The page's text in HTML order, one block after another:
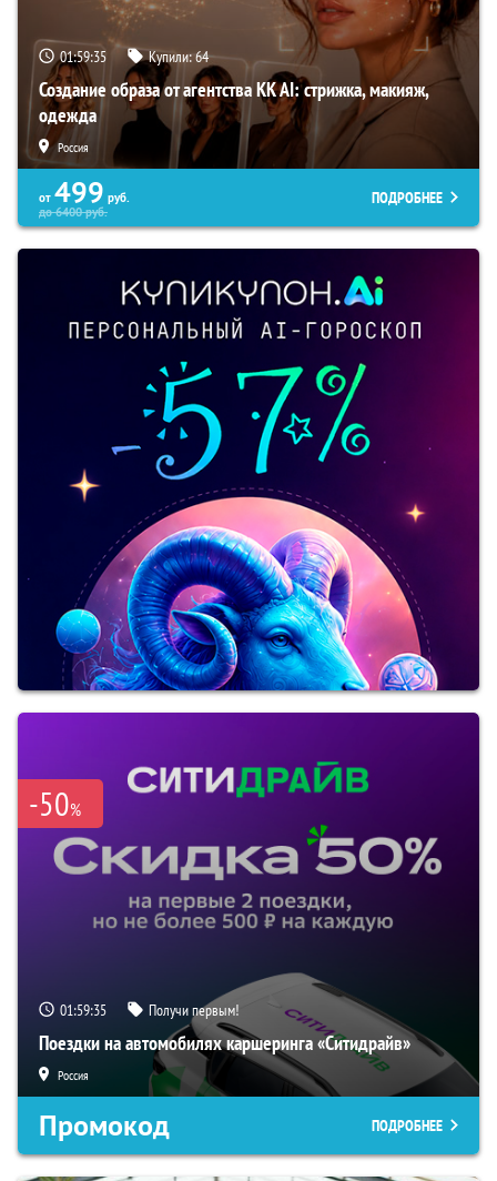
01:59:34 Купили:64
Создание образа от агентства KK AI: стрижка, макияж,
одежда
Россия
от 499 руб.
до6400руб.
ПОДРОБНЕЕ
-50%
01:59:34 Получи первым!
Поездки на автомобилях каршеринга «Ситидрайв»
Россия
Промокод ПОДРОБНЕЕ